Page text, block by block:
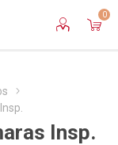
0
Insp.